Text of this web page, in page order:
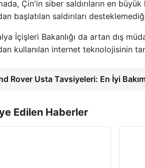
Çin'in siber saldırıların en
başlatılan saldırıları
İçişleri Bakanlığı da artan dış
kullanılan internet teknolojisinin
Rover Usta Tavsiyeleri: En İyi
Edilen Haberler